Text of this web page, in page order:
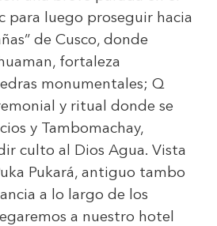
para luego proseguir hacia
de Cusco, donde
fortaleza
monumentales; Q
y ritual donde se
y Tambomachay,
culto al Dios Agua. Vista
Pukará, antiguo tambo
a lo largo de los
a nuestro hotel